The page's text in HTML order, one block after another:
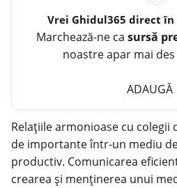
Vrei Ghidul365 direct în
Marchează-ne ca sursă
noastre apar mai
ADAUGĂ
Relațiile armonioase cu colegii
de importante într-un mediu
productiv. Comunicarea
crearea și menținerea unui